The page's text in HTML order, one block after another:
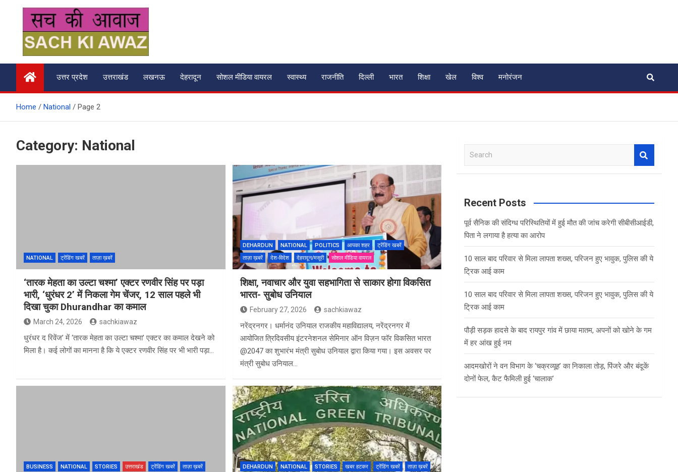
content
सच की आवाज
उत्तर प्रदेश उत्तराखंड लखनऊ देहरादून सोशल मीडिया वायरल स्वास्थ्य राजनीति दिल्ली भारत शिक्षा खेल विश्व मनोरंजन
Home National Page 2
Category: National
NATIONAL ट्रेंडिंग खबरें ताज़ा ख़बरें
‘तारक मेहता का उल्टा चश्मा’ एक्टर रणवीर सिंह पर पड़ा
भारी, ‘धुरंधर 2’ में निकला गेम चेंजर, 12 साल पहले भी
दिखा चुका Dhurandhar का कमाल
March 24, 2026 sachkiawaz
धुरंधर द रिवेंज’ में ‘तारक मेहता का उल्टा चश्मा’ एक्टर का कमाल देखने को
मिला है। कई लोगों का मानना है कि ये एक्टर रणवीर सिंह पर भी भारी पड़ा…
DEHARDUN NATIONAL POLITICS आपका शहर
ट्रेंडिंग खबरें
ताज़ा ख़बरें
देश-विदेश देहरादून/मसूरी सोशल मीडिया वायरल
शिक्षा, नवाचार और युवा सहभागिता से साकार होगा विकसित
भारत- सुबोध उनियाल
February 27, 2026 sachkiawaz
नरेंद्रनगर। धर्मानंद उनियाल राजकीय महाविद्यालय, नरेंद्रनगर में
आयोजित त्रिदिवसीय इंटरनेशनल सेमिनार ऑन विज़न फॉर विकसित भारत
@2047 का शुभारंभ मंत्री सुबोध उनियाल द्वारा किया गया। इस अवसर पर
मंत्री सुबोध उनियाल…
BUSINESS NATIONAL STORIES उत्तराखंड ट्रेंडिंग खबरें
ताज़ा ख़बरें
DEHARDUN NATIONAL STORIES खबर हटकर ट्रेंडिंग खबरें
ताज़ा ख़बरें
a
c
Recent Posts
पूर्व सैनिक की संदिग्ध परिस्थितियों में हुई मौत की जांच करेगी सीबीसीआईडी,
पिता ने लगाया है हत्या का आरोप
10 साल बाद परिवार से मिला लापता शख्स, परिजन हुए भावुक, पुलिस की ये
ट्रिक आई काम
10 साल बाद परिवार से मिला लापता शख्स, परिजन हुए भावुक, पुलिस की ये
ट्रिक आई काम
पौड़ी सड़क हादसे के बाद रायपुर गांव में छाया मातम, अपनों को खोने के गम
में हर आंख हुई नम
आदमखोरों ने वन विभाग के ‘चक्रव्यूह’ का निकाला तोड़, पिंजरे और बंदूकें
दोनों फेल, कैट फैमिली हुई ‘चालाक’